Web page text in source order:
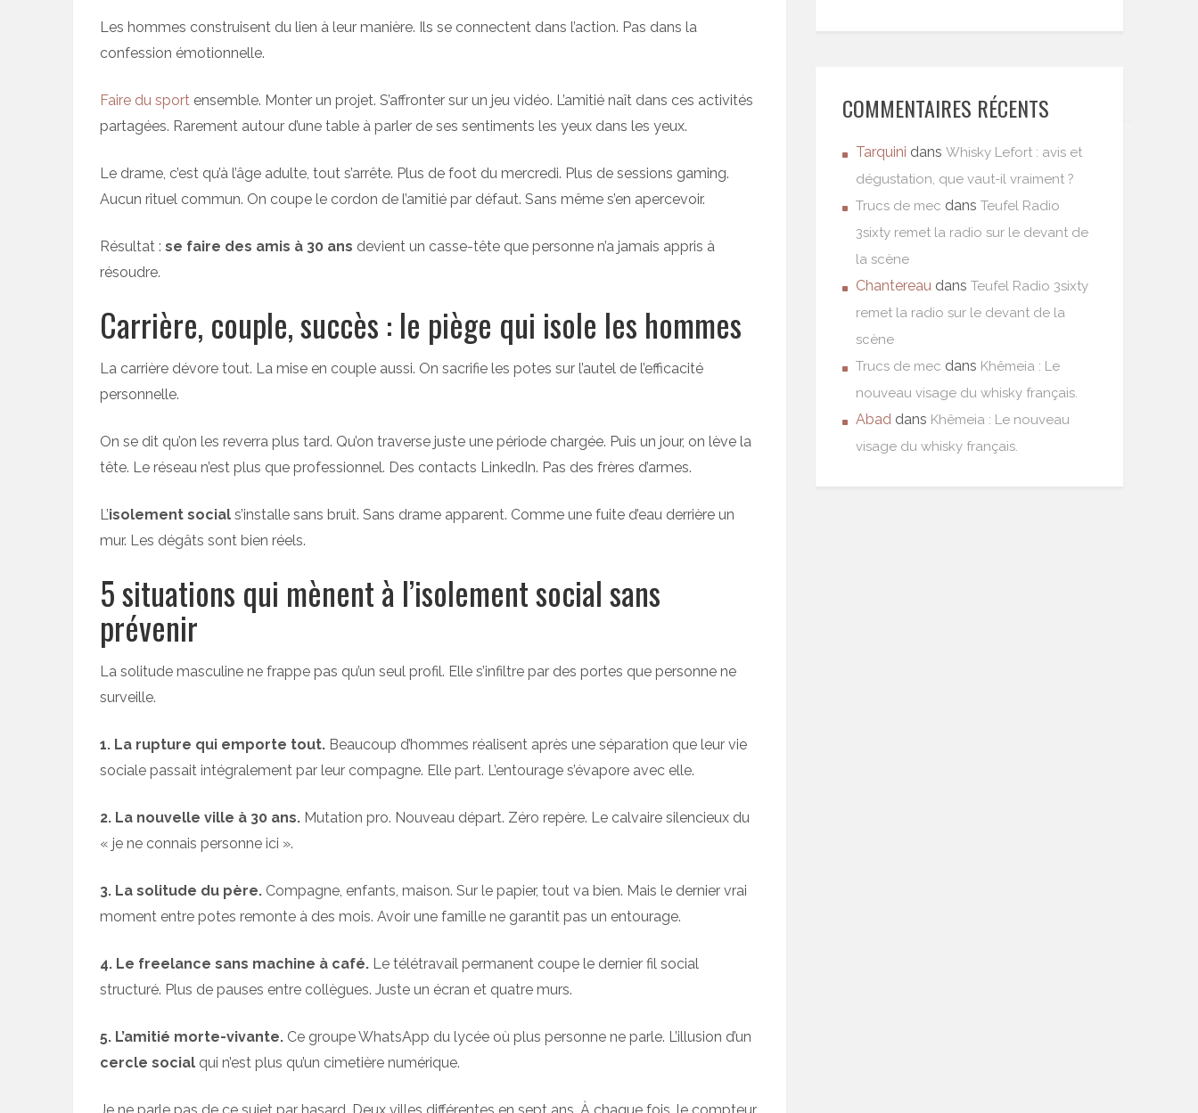
Les hommes construisent du lien à leur manière. Ils se connectent dans l’action. Pas dans la
confession émotionnelle.
Faire du sport ensemble. Monter un projet. S’affronter sur un jeu vidéo. L’amitié naît dans ces activités
partagées. Rarement autour d’une table à parler de ses sentiments les yeux dans les yeux.
Le drame, c’est qu’à l’âge adulte, tout s’arrête. Plus de foot du mercredi. Plus de sessions gaming.
Aucun rituel commun. On coupe le cordon de l’amitié par défaut. Sans même s’en apercevoir.
Résultat : se faire des amis à 30 ans devient un casse-tête que personne n’a jamais appris à
résoudre.
Carrière, couple, succès : le piège qui isole les hommes
La carrière dévore tout. La mise en couple aussi. On sacrifie les potes sur l’autel de l’efficacité
personnelle.
On se dit qu’on les reverra plus tard. Qu’on traverse juste une période chargée. Puis un jour, on lève la
tête. Le réseau n’est plus que professionnel. Des contacts LinkedIn. Pas des frères d’armes.
L’isolement social s’installe sans bruit. Sans drame apparent. Comme une fuite d’eau derrière un
mur. Les dégâts sont bien réels.
5 situations qui mènent à l’isolement social sans
prévenir
La solitude masculine ne frappe pas qu’un seul profil. Elle s’infiltre par des portes que personne ne
surveille.
1. La rupture qui emporte tout. Beaucoup d’hommes réalisent après une séparation que leur vie
sociale passait intégralement par leur compagne. Elle part. L’entourage s’évapore avec elle.
2. La nouvelle ville à 30 ans. Mutation pro. Nouveau départ. Zéro repère. Le calvaire silencieux du
« je ne connais personne ici ».
3. La solitude du père. Compagne, enfants, maison. Sur le papier, tout va bien. Mais le dernier vrai
moment entre potes remonte à des mois. Avoir une famille ne garantit pas un entourage.
4. Le freelance sans machine à café. Le télétravail permanent coupe le dernier fil social
structuré. Plus de pauses entre collègues. Juste un écran et quatre murs.
5. L’amitié morte-vivante. Ce groupe WhatsApp du lycée où plus personne ne parle. L’illusion d’un
cercle social qui n’est plus qu’un cimetière numérique.
COMMENTAIRES RÉCENTS
Tarquini dans Whisky Lefort : avis et
dégustation, que vaut-il vraiment ?
Trucs de mec dans Teufel Radio
3sixty remet la radio sur le devant de
la scène
Chantereau dans Teufel Radio 3sixty
remet la radio sur le devant de la
scène
Trucs de mec dans Khêmeia : Le
nouveau visage du whisky français.
Abad dans Khêmeia : Le nouveau
visage du whisky français.